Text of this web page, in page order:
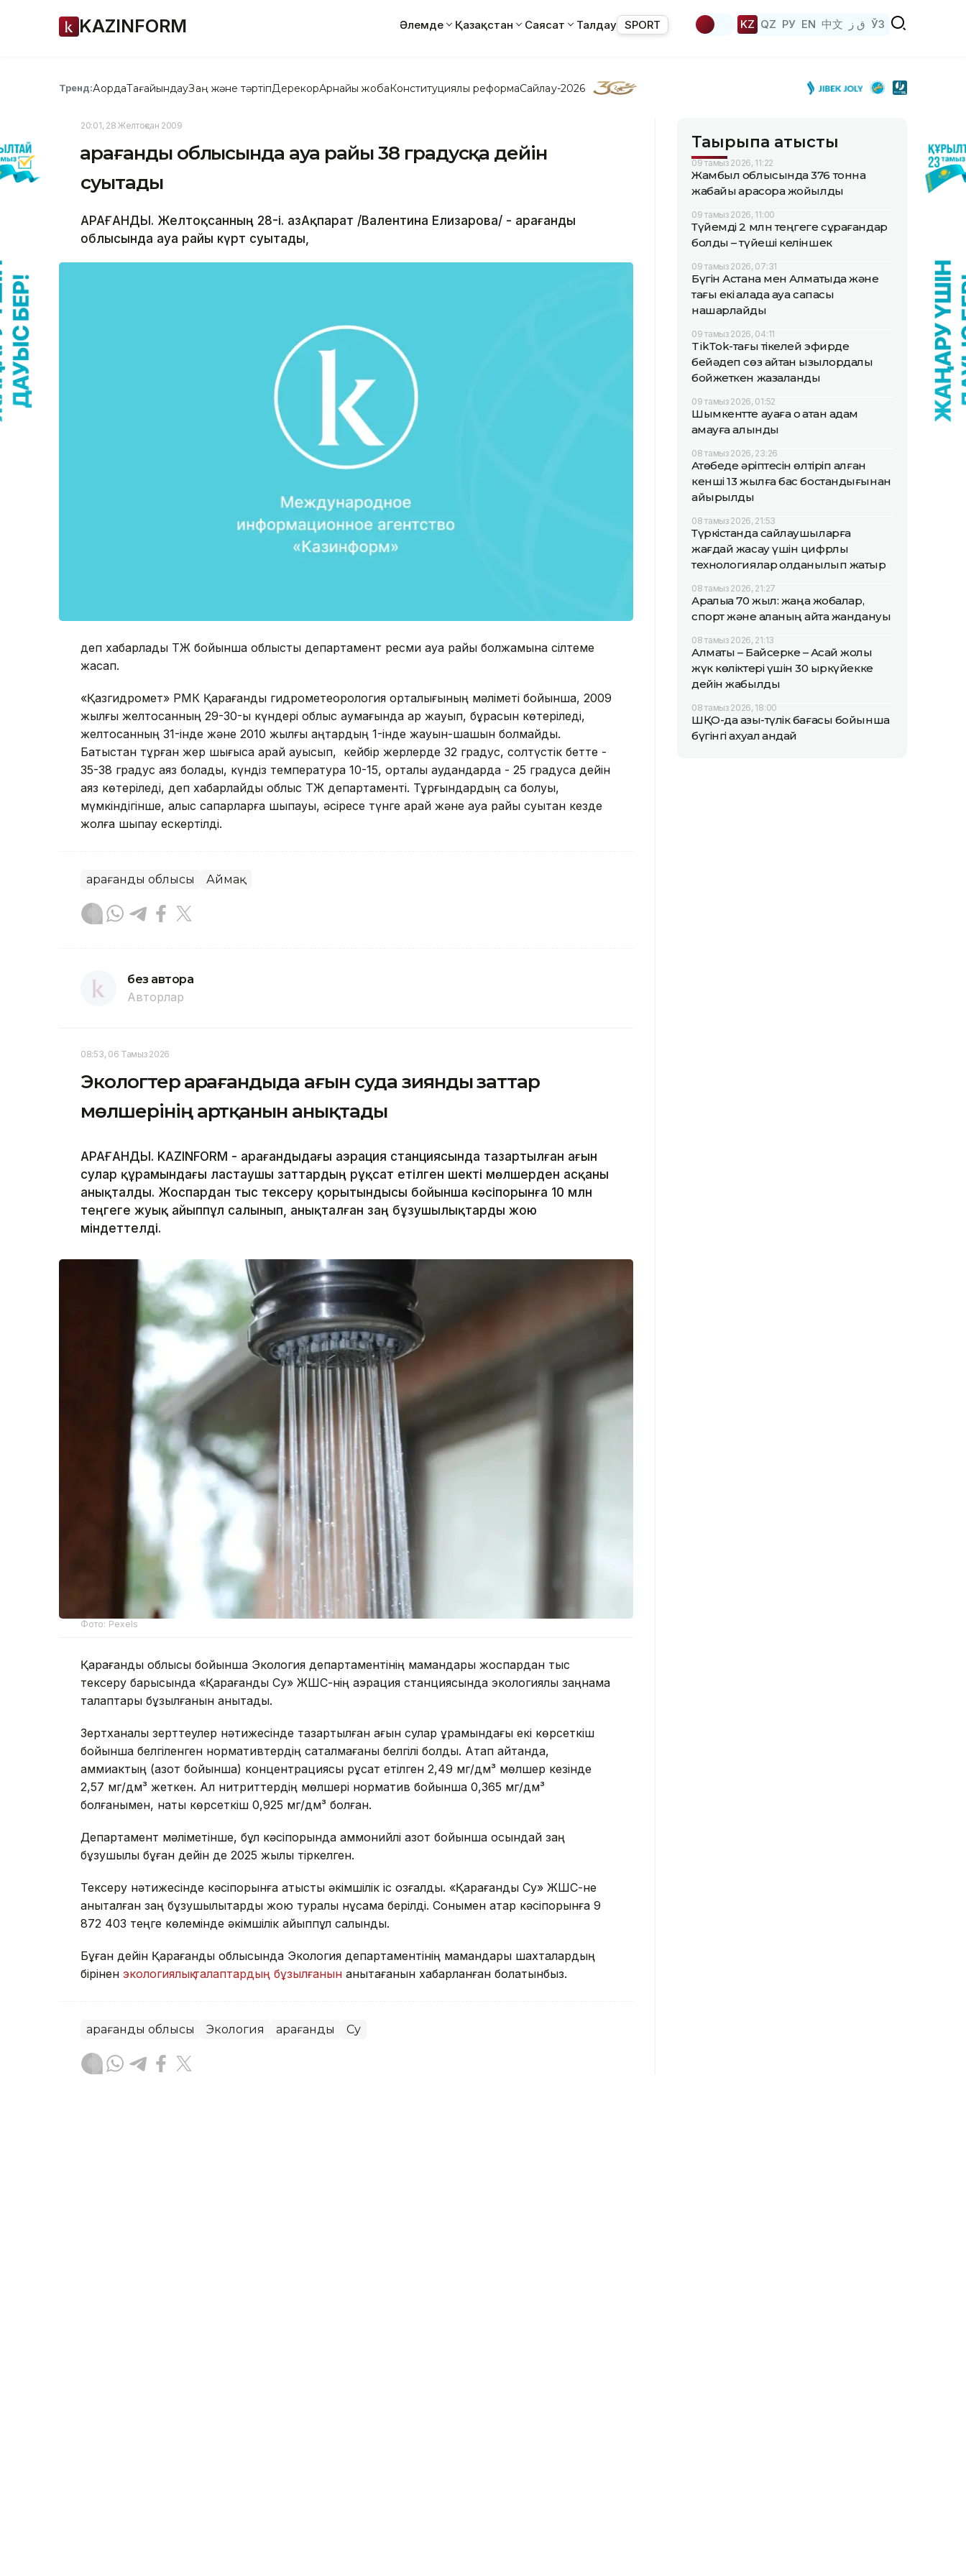
KAZINFORM Әлемде Қазақстан Саясат Талдау SPORT KZ QZ РУ EN 中文 ق ز ЎЗ
Тренд:АқордаТағайындауЗаң және тәртіпДерекқорАрнайы жобаКонституциялық реформаСайлау-2026
20:01, 28 Желтоқсан 2009
Қарағанды облысында ауа райы 38 градусқа дейін
суытады
ҚАРАҒАНДЫ. Желтоқсанның 28-і. ҚазАқпарат /Валентина Елизарова/ - Қарағанды
облысында ауа райы күрт суытады,
деп хабарлады ТЖ бойынша облыстық департамент ресми ауа райы болжамына сілтеме
жасап.
«Қазгидромет» РМК Қарағанды гидрометеорология орталығының мәліметі бойынша, 2009
жылғы желтоқсанның 29-30-ы күндері облыс аумағында қар жауып, бұрқасын көтеріледі,
желтоқсанның 31-інде және 2010 жылғы қаңтардың 1-інде жауын-шашын болмайды.
Батыстан тұрған жер шығысқа қарай ауысып, кейбір жерлерде 32 градус, солтүстік бетте -
35-38 градус аяз болады, күндіз температура 10-15, орталық аудандарда - 25 градусқа дейін
аяз көтеріледі, деп хабарлайды облыс ТЖ департаменті. Тұрғындардың сақ болуы,
мүмкіндігінше, алыс сапарларға шықпауы, әсіресе түнге қарай және ауа райы суытқан кезде
жолға шықпау ескертілді.
Қарағанды облысы Аймақ
без автора
Авторлар
08:53, 06 Тамыз 2026
Экологтер Қарағандыда ағын суда зиянды заттар
мөлшерінің артқанын анықтады
ҚАРАҒАНДЫ. KAZINFORM - Қарағандыдағы аэрация станциясында тазартылған ағын
сулар құрамындағы ластаушы заттардың рұқсат етілген шекті мөлшерден асқаны
анықталды. Жоспардан тыс тексеру қорытындысы бойынша кәсіпорынға 10 млн
теңгеге жуық айыппұл салынып, анықталған заң бұзушылықтарды жою
міндеттелді.
Фото: Pexels
Қарағанды облысы бойынша Экология департаментінің мамандары жоспардан тыс
тексеру барысында «Қарағанды Су» ЖШС-нің аэрация станциясында экологиялық заңнама
талаптары бұзылғанын анықтады.
Зертханалық зерттеулер нәтижесінде тазартылған ағын сулар құрамындағы екі көрсеткіш
бойынша белгіленген нормативтердің сақталмағаны белгілі болды. Атап айтқанда,
аммиактың (азот бойынша) концентрациясы рұқсат етілген 2,49 мг/дм³ мөлшер кезінде
2,57 мг/дм³ жеткен. Ал нитриттердің мөлшері норматив бойынша 0,365 мг/дм³
болғанымен, нақты көрсеткіш 0,925 мг/дм³ болған.
Департамент мәліметінше, бұл кәсіпорында аммонийлі азот бойынша осындай заң
бұзушылық бұған дейін де 2025 жылы тіркелген.
Тексеру нәтижесінде кәсіпорынға қатысты әкімшілік іс қозғалды. «Қарағанды Су» ЖШС-не
анықталған заң бұзушылықтарды жою туралы нұсқама берілді. Сонымен қатар кәсіпорынға 9
872 403 теңге көлемінде әкімшілік айыппұл салынды.
Бұған дейін Қарағанды облысында Экология департаментінің мамандары шахталардың
бірінен экологиялық талаптардың бұзылғанын анықтағанын хабарланған болатынбыз.
Қарағанды облысы Экология Қарағанды Су
Тақырыпқа қатысты
09 тамыз 2026, 11:22
Жамбыл облысында 376 тонна
жабайы қарасора жойылды
09 тамыз 2026, 11:00
Түйемді 2 млн теңгеге сұрағандар
болды – түйеші келіншек
09 тамыз 2026, 07:31
Бүгін Астана мен Алматыда және
тағы екі қалада ауа сапасы
нашарлайды
09 тамыз 2026, 04:11
TikТok-тағы тікелей эфирде
бейәдеп сөз айтқан қызылордалық
бойжеткен жазаланды
09 тамыз 2026, 01:52
Шымкентте ауаға оқ атқан адам
қамауға алынды
08 тамыз 2026, 23:26
Ақтөбеде әріптесін өлтіріп алған
кенші 13 жылға бас бостандығынан
айырылды
08 тамыз 2026, 21:53
Түркістанда сайлаушыларға
жағдай жасау үшін цифрлық
технологиялар қолданылып жатыр
08 тамыз 2026, 21:27
Арқалыққа 70 жыл: жаңа жобалар,
спорт және қаланың қайта жандануы
08 тамыз 2026, 21:13
Алматы – Байсерке – Ақсай жолы
жүк көліктері үшін 30 қыркүйекке
дейін жабылды
08 тамыз 2026, 18:00
ШҚО-да азық-түлік бағасы бойынша
бүгінгі ахуал қандай